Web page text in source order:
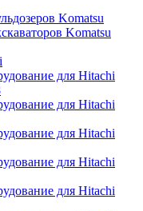
Komatsu
Komatsu
для Hitachi
для Hitachi
для Hitachi
для Hitachi
для Hitachi